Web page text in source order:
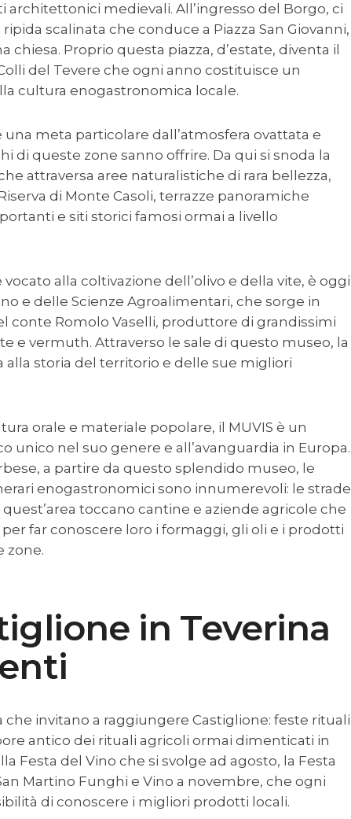
medievali. All’ingresso del Borgo, ci
scalinata che conduce a Piazza San Giovanni,
chiesa. Proprio questa piazza, d’estate, diventa il
del Tevere che ogni anno costituisce un
cultura enogastronomica locale.
una meta particolare dall’atmosfera ovattata e
di queste zone sanno offrire. Da qui si snoda la
attraversa aree naturalistiche di rara bellezza,
di Monte Casoli, terrazze panoramiche
e siti storici famosi ormai a livello
alla coltivazione dell’olivo e della vite, è oggi
e delle Scienze Agroalimentari, che sorge in
conte Romolo Vaselli, produttore di grandissimi
e vermuth. Attraverso le sale di questo museo, la
alla storia del territorio e delle sue migliori
orale e materiale popolare, il MUVIS è un
nel suo genere e all’avanguardia in Europa.
a partire da questo splendido museo, le
enogastronomici sono innumerevoli: le strade
toccano cantine e aziende agricole che
far conoscere loro i formaggi, gli oli e i prodotti
zone.
in Teverina
che invitano a raggiungere Castiglione: feste rituali
antico dei rituali agricoli ormai dimenticati in
Festa del Vino che si svolge ad agosto, la Festa
Martino Funghi e Vino a novembre, che ogni
di conoscere i migliori prodotti locali.